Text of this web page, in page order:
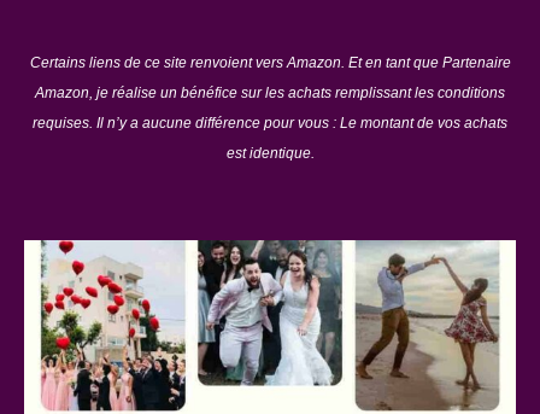
Certains liens de ce site renvoient vers Amazon. Et en tant que Partenaire
Amazon, je réalise un bénéfice sur les achats remplissant les conditions
requises. Il n’y a aucune différence pour vous : Le montant de vos achats
est identique.